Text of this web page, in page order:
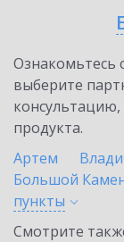
Ознакомьтесь
выберите
продукта.
Артем
Большой
пункты
Смотрите